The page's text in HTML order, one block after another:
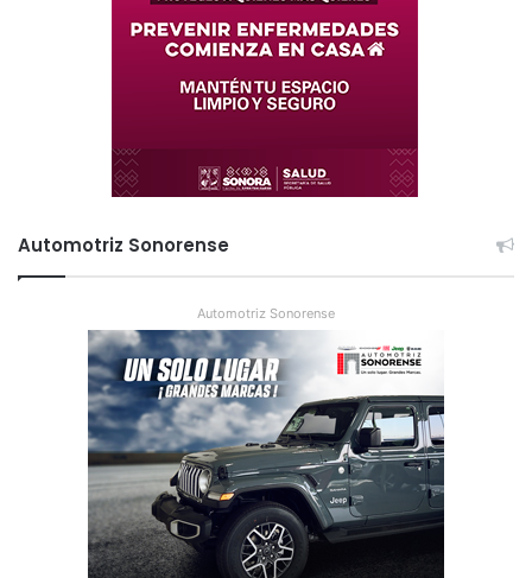
Automotriz Sonorense
Automotriz Sonorense